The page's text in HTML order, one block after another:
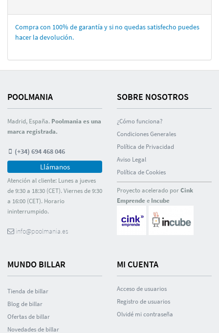
Compra con 100% de garantí­a y si no quedas satisfecho puedes
hacer la devolución.
POOLMANIA
Madrid, España. Poolmania es una
marca registrada.
(+34) 694 468 046
Llámanos
Atención al cliente: Lunes a jueves
de 9:30 a 18:30 (CET). Viernes de 9:30
a 16:00 (CET). Horario
ininterrumpido.
info@poolmania.es
SOBRE NOSOTROS
¿Cómo funciona?
Condiciones Generales
Polí­tica de Privacidad
Aviso Legal
Polí­tica de Cookies
Proyecto acelerado porCink
Emprendee Incube
MUNDO BILLAR
Tienda de billar
Blog de billar
Ofertas de billar
Novedades de billar
MI CUENTA
Acceso de usuarios
Registro de usuarios
Olvidé mi contraseña